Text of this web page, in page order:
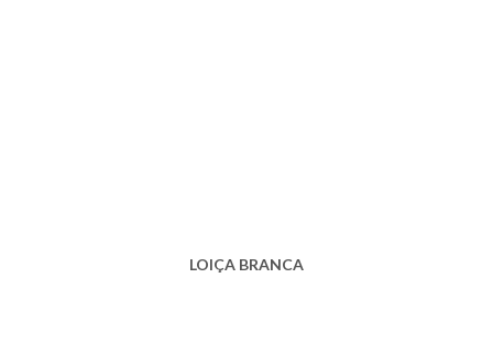
LOIÇA BRANCA